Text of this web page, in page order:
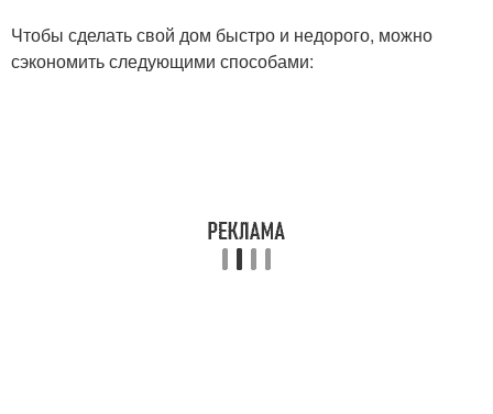
Чтобы сделать свой дом быстро и недорого, можно
сэкономить следующими способами: